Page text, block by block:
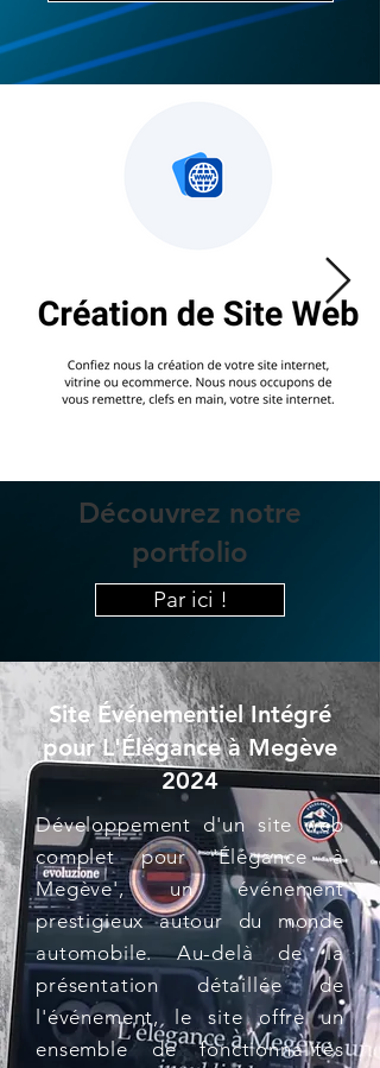
Découvrez notre
portfolio
Par ici !
Site Événementiel Intégré
pour L'Élégance à Megève
2024
Développement d'un site web
complet pour 'Élégance à
Megève', un événement
prestigieux autour du monde
automobile. Au-delà de la
présentation détaillée de
l'événement, le site offre un
ensemble de fonctionnalités